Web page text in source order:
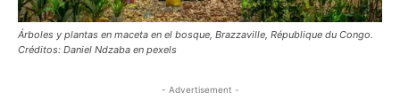
Árboles y plantas en maceta en el bosque, Brazzaville, République du Congo.
Créditos: Daniel Ndzaba en pexels
- Advertisement -